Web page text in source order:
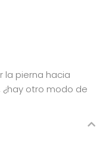
la pierna hacia
otro modo de